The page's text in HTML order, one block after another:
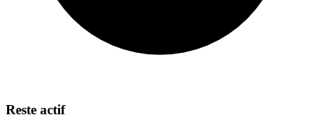
Reste actif